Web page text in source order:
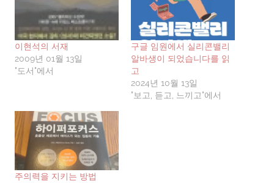
이현석의 서재
2009년 01월 13일
"도서"에서
구글 임원에서 실리콘밸리
알바생이 되었습니다를 읽
고
2024년 10월 13일
"보고, 듣고, 느끼고"에서
주의력을 지키는 방법